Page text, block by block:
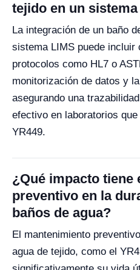
tejido en un sistema
La integración de un baño
sistema LIMS puede incluir
protocolos como HL7 o
monitorización de datos y
asegurando una
efectivo en laboratorios
YR449.
¿Qué impacto tiene
preventivo en la
baños de agua?
El mantenimiento
agua de tejido, como el